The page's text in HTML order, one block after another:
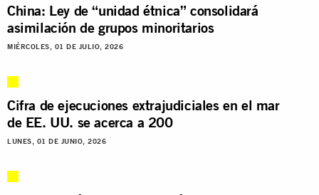
China: Ley de “unidad étnica” consolidará
asimilación de grupos minoritarios
MIÉRCOLES, 01 DE JULIO, 2026
Cifra de ejecuciones extrajudiciales en el mar
de EE. UU. se acerca a 200
LUNES, 01 DE JUNIO, 2026